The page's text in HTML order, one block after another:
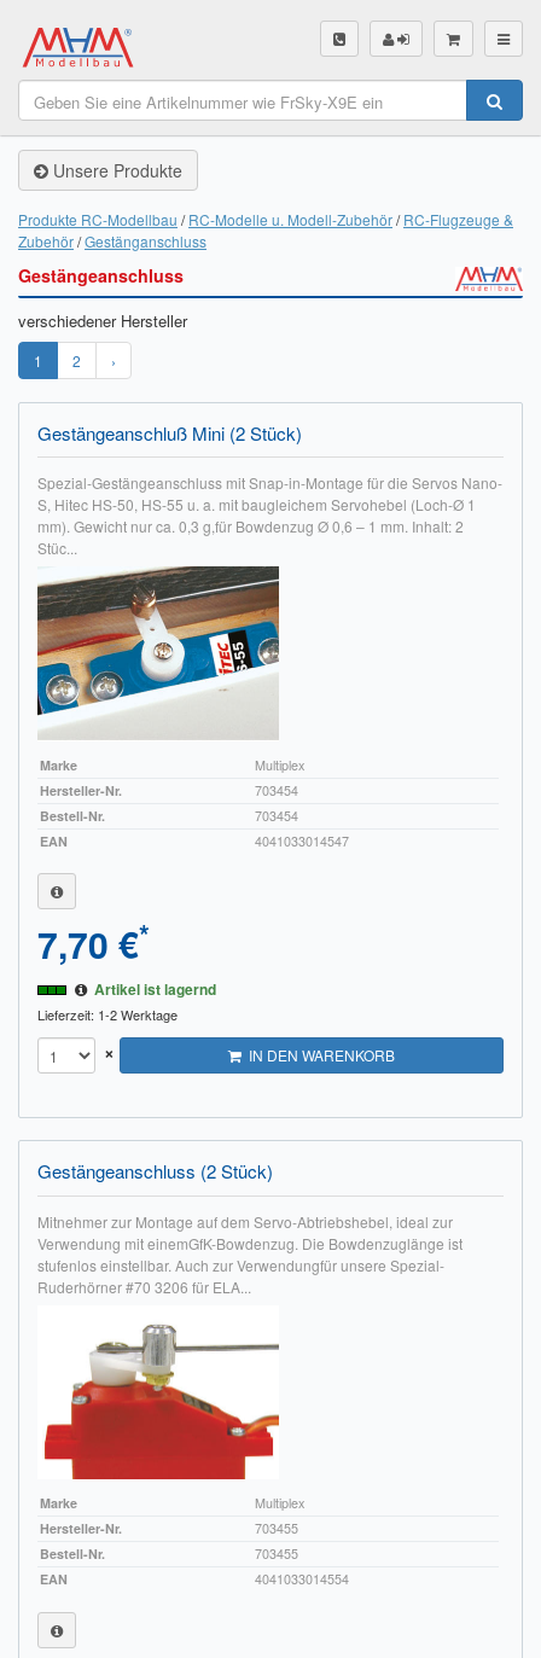
SHOP
Unsere Produkte
Servo Finder
BL-Motor Finder
Schiffsschrauben Finder
Räder Finder
Luftschrauben Finder
Sendungsverfolgung DHL
Sendungsverfolgung DPD
Verfügbarkeitsanzeige
Zahlung und Versand
Widerrufsrecht
Widerrufsbelehrung für den Verkauf von Waren / Muster-
Widerrufsformular
Widerrufsbelehrung für digitale Waren / Muster-
Hinweise zur Batterieentsorgung
Geschäftszeiten
Impressum
FAQ
ÜBER UNS
Was wir bieten
Unsere Philosophie
KONTAKT
MEIN KONTO
WARENKORB
Unsere Produkte
Produkte RC-Modellbau RC-Modelle u. Modell-Zubehör RC-Flugzeuge &
Zubehör Gestänganschluss
Gestängeanschluss
verschiedener Hersteller
1 2 ›
Gestängeanschluß Mini (2 Stück)
Spezial-Gestängeanschluss mit Snap-in-Montage für die Servos Nano-
S, Hitec HS-50, HS-55 u. a. mit baugleichem Servohebel (Loch-Ø 1
mm). Gewicht nur ca. 0,3 g,für Bowdenzug Ø 0,6 – 1 mm. Inhalt: 2
Stüc...
Marke
Multiplex
Hersteller-Nr.
703454
Bestell-Nr.
703454
EAN
4041033014547
7,70 €*
Artikel ist lagernd
Lieferzeit: 1-2 Werktage
× IN DEN WARENKORB
Gestängeanschluss (2 Stück)
Mitnehmer zur Montage auf dem Servo-Abtriebshebel, ideal zur
Verwendung mit einemGfK-Bowdenzug. Die Bowdenzuglänge ist
stufenlos einstellbar. Auch zur Verwendungfür unsere Spezial-
Ruderhörner #70 3206 für ELA...
Marke
Multiplex
Hersteller-Nr.
703455
Bestell-Nr.
703455
EAN
4041033014554